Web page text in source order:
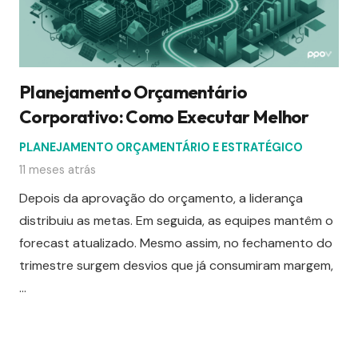
Planejamento Orçamentário
Corporativo: Como Executar Melhor
PLANEJAMENTO ORÇAMENTÁRIO E ESTRATÉGICO
11 meses atrás
Depois da aprovação do orçamento, a liderança
distribuiu as metas. Em seguida, as equipes mantêm o
forecast atualizado. Mesmo assim, no fechamento do
trimestre surgem desvios que já consumiram margem,
…